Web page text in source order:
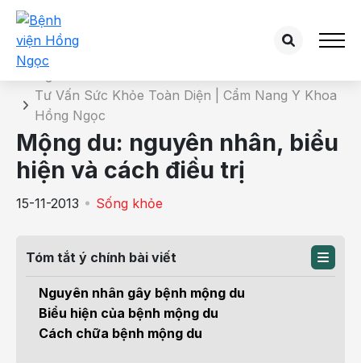
Chi tiết bài tư vấn
Tư Vấn Sức Khỏe Toàn Diện | Cẩm Nang Y Khoa
Hồng Ngọc
Mộng du: nguyên nhân, biểu
hiện và cách điều trị
15-11-2013 Sống khỏe
Tóm tắt ý chính bài viết
Nguyên nhân gây bệnh mộng du
Biểu hiện của bệnh mộng du
Cách chữa bệnh mộng du